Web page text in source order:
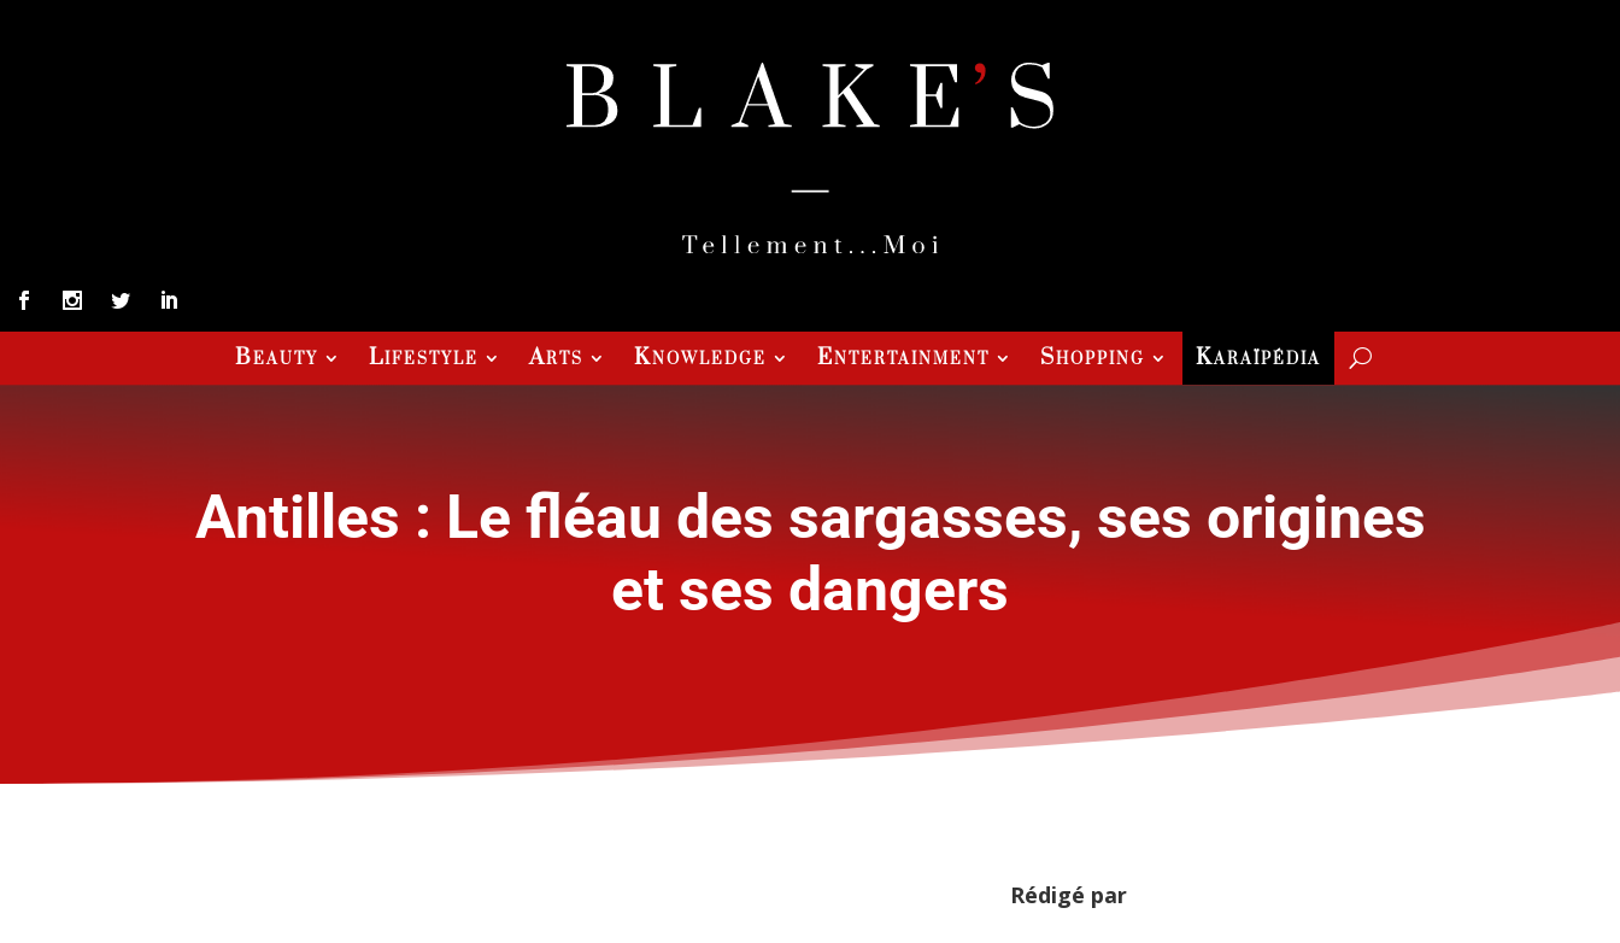
Beauty Lifestyle Arts Knowledge Entertainment Shopping Karaïpédia
Antilles : Le fléau des sargasses, ses origines
et ses dangers
Rédigé par